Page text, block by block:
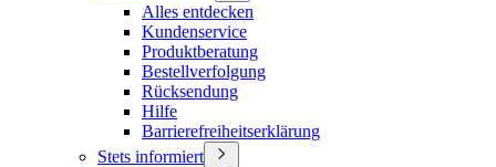
Alles entdecken
Kundenservice
Produktberatung
Bestellverfolgung
Rücksendung
Hilfe
Barrierefreiheitserklärung
Stets informiert